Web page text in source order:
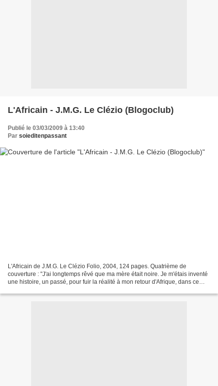
L'Africain - J.M.G. Le Clézio (Blogoclub)
Publié le 03/03/2009 à 13:40
Par soieditenpassant
L'Africain de J.M.G. Le Clézio Folio, 2004, 124 pages. Quatrième de
couverture : "J'ai longtemps rêvé que ma mère était noire. Je m'étais inventé
une histoire, un passé, pour fuir la réalité à mon retour d'Afrique, dans ce